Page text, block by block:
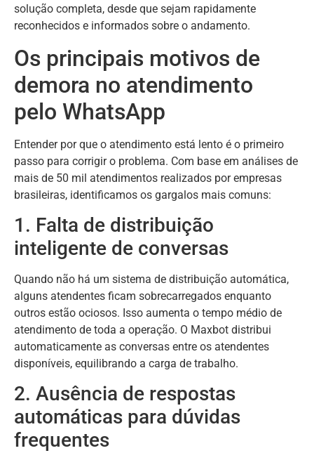
solução completa, desde que sejam rapidamente
reconhecidos e informados sobre o andamento.
Os principais motivos de
demora no atendimento
pelo WhatsApp
Entender por que o atendimento está lento é o primeiro
passo para corrigir o problema. Com base em análises de
mais de 50 mil atendimentos realizados por empresas
brasileiras, identificamos os gargalos mais comuns:
1. Falta de distribuição
inteligente de conversas
Quando não há um sistema de distribuição automática,
alguns atendentes ficam sobrecarregados enquanto
outros estão ociosos. Isso aumenta o tempo médio de
atendimento de toda a operação. O Maxbot distribui
automaticamente as conversas entre os atendentes
disponíveis, equilibrando a carga de trabalho.
2. Ausência de respostas
automáticas para dúvidas
frequentes